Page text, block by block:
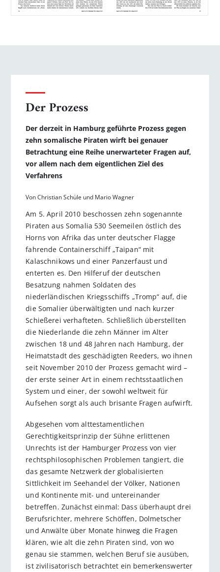
Der Prozess
Der derzeit in Hamburg geführte Prozess gegen
zehn somalische Piraten wirft bei genauer
Betrachtung eine Reihe unerwarteter Fragen auf,
vor allem nach dem eigentlichen Ziel des
Verfahrens
Von Christian Schüle und Mario Wagner
Am 5. April 2010 beschossen zehn sogenannte
Piraten aus Somalia 530 Seemeilen östlich des
Horns von Afrika das unter deutscher Flagge
fahrende Containerschiff „Taipan“ mit
Kalaschnikows und einer Panzerfaust und
enterten es. Den Hilferuf der deutschen
Besatzung nahmen Soldaten des
niederländischen Kriegsschiffs „Tromp“ auf, die
die Somalier überwältigten und nach kurzer
Schießerei verhafteten. Schließlich überstellten
die Niederlande die zehn Männer im Alter
zwischen 18 und 48 Jahren nach Hamburg, der
Heimatstadt des geschädigten Reeders, wo ihnen
seit November 2010 der Prozess gemacht wird –
der erste seiner Art in einem rechtsstaatlichen
System und einer, der sowohl weltweit für
Aufsehen sorgt als auch brisante Fragen aufwirft.
Abgesehen vom alttestamentlichen
Gerechtigkeitsprinzip der Sühne erlittenen
Unrechts ist der Hamburger Prozess von vier
rechtsphilosophischen Problemen tangiert, die
das gesamte Netzwerk der globalisierten
Sittlichkeit im Seehandel der Völker, Nationen
und Kontinente mit- und untereinander
betreffen. Zunächst einmal: Dass überhaupt drei
Berufsrichter, mehrere Schöffen, Dolmetscher
und Anwälte über Monate hinweg die Fragen
klären, wie alt die zehn Piraten sind, von wo
genau sie stammen, welchen Beruf sie ausüben,
ist zivilisatorisch betrachtet ein bemerkenswerter